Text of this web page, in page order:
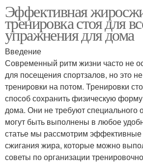
Рекомендации по
методам
Основные названия
Эффективная
тренировка стоя для
упражнения для дома
Введение
Современный ритм жизни часто не
для посещения спортзалов, но это
тренировки на потом. Тренировки
способ сохранить физическую
дома. Они не требуют специального
могут быть выполнены в любое
статье мы рассмотрим
сжигания жира, которые можно
советы по организации